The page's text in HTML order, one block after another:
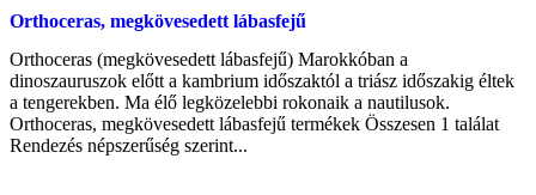
Orthoceras, megkövesedett lábasfejű
Orthoceras (megkövesedett lábasfejű) Marokkóban a
dinoszauruszok előtt a kambrium időszaktól a triász időszakig éltek
a tengerekben. Ma élő legközelebbi rokonaik a nautilusok.
Orthoceras, megkövesedett lábasfejű termékek Összesen 1 találat
Rendezés népszerűség szerint...